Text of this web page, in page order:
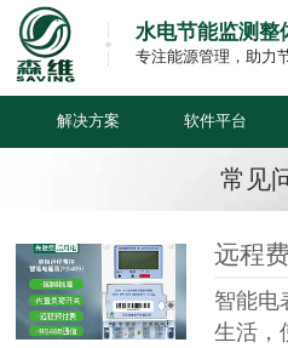
水电节能监测整
专注能源管理，助力
解决方案 软件平台
常见
远程
智能电
生活